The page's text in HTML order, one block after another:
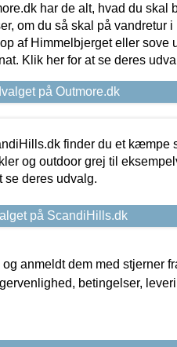
har de alt, hvad du skal
om du så skal på vandretur
af Himmelbjerget eller sove
Klik her for at se deres
på Outmore.dk
finder du et kæmpe
og outdoor grej til
se deres udvalg.
på ScandiHills.dk
anmeldt dem med stjerner
betingelser,